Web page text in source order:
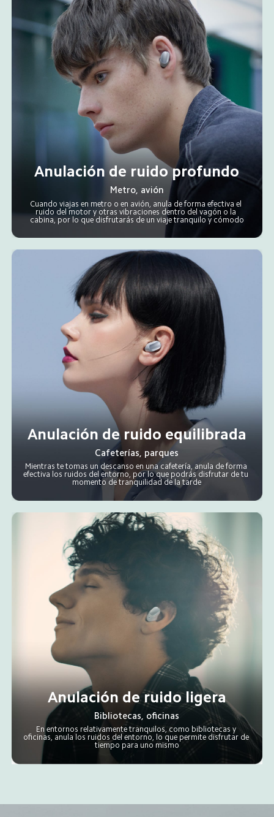
Anulación de ruido profundo
Metro, avión
Cuando viajas en metro o en avión, anula de forma efectiva el
ruido del motor y otras vibraciones dentro del vagón o la
cabina, por lo que disfrutarás de un viaje tranquilo y cómodo
Anulación de ruido equilibrada
Cafeterías, parques
Mientras te tomas un descanso en una cafetería, anula de forma
efectiva los ruidos del entorno, por lo que podrás disfrutar de tu
momento de tranquilidad de la tarde
Anulación de ruido ligera
Bibliotecas, oficinas
En entornos relativamente tranquilos, como bibliotecas y
oficinas, anula los ruidos del entorno, lo que permite disfrutar de
tiempo para uno mismo